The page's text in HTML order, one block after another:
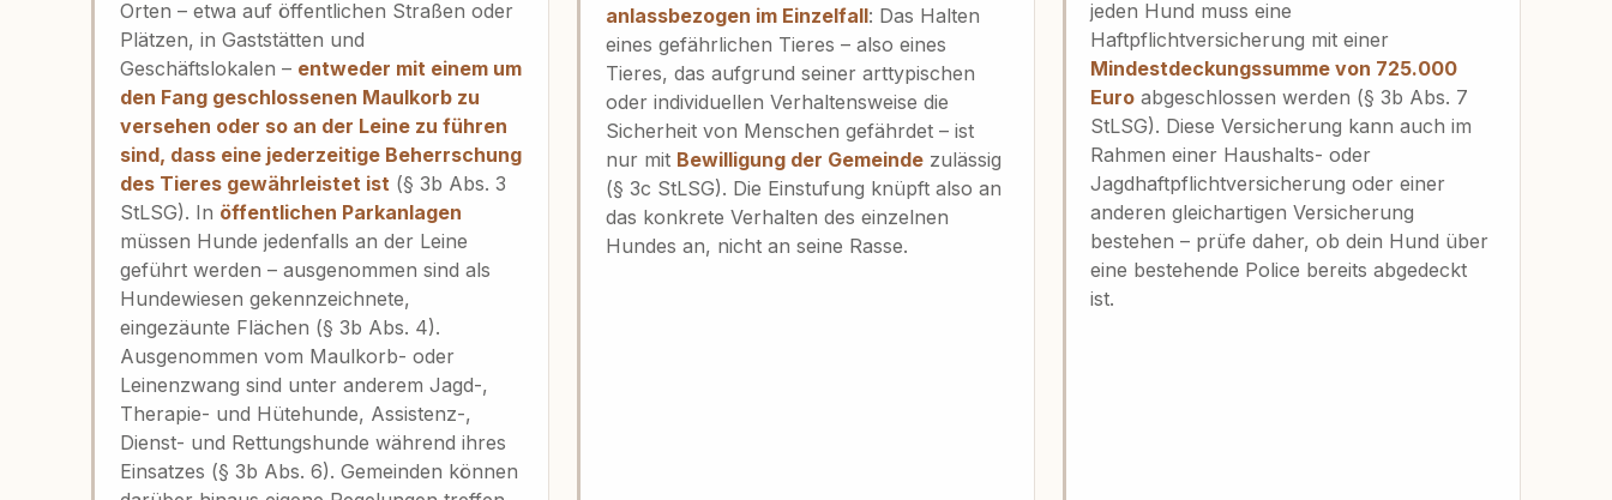
Orten – etwa auf öffentlichen Straßen oder
Plätzen, in Gaststätten und
Geschäftslokalen – entweder mit einem um
den Fang geschlossenen Maulkorb zu
versehen oder so an der Leine zu führen
sind, dass eine jederzeitige Beherrschung
des Tieres gewährleistet ist(§ 3b Abs. 3
StLSG). In öffentlichen Parkanlagen
müssen Hunde jedenfalls an der Leine
geführt werden – ausgenommen sind als
Hundewiesen gekennzeichnete,
eingezäunte Flächen (§ 3b Abs. 4).
Ausgenommen vom Maulkorb- oder
Leinenzwang sind unter anderem Jagd-,
Therapie- und Hütehunde, Assistenz-,
Dienst- und Rettungshunde während ihres
Einsatzes (§ 3b Abs. 6). Gemeinden können
anlassbezogen im Einzelfall: Das Halten
eines gefährlichen Tieres – also eines
Tieres, das aufgrund seiner arttypischen
oder individuellen Verhaltensweise die
Sicherheit von Menschen gefährdet – ist
nur mit Bewilligung der Gemeindezulässig
(§ 3c StLSG). Die Einstufung knüpft also an
das konkrete Verhalten des einzelnen
Hundes an, nicht an seine Rasse.
jeden Hund muss eine
Haftpflichtversicherung mit einer
Mindestdeckungssumme von 725.000
Euro abgeschlossen werden (§ 3b Abs. 7
StLSG). Diese Versicherung kann auch im
Rahmen einer Haushalts- oder
Jagdhaftpflichtversicherung oder einer
anderen gleichartigen Versicherung
bestehen – prüfe daher, ob dein Hund über
eine bestehende Police bereits abgedeckt
ist.